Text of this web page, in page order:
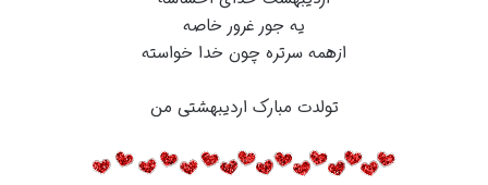
یه جور غرور خاصه
ازهمه سرتره چون خدا خواسته
تولدت مبارک اردیبهشتی من